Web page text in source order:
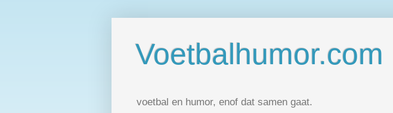
Voetbalhumor.com
voetbal en humor, enof dat samen gaat.